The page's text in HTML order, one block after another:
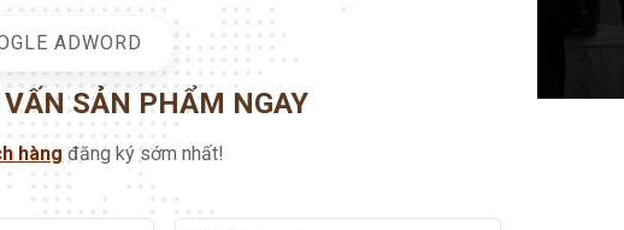
ADWORD
SẢN PHẨM NGAY
hàng đăng ký sớm nhất!